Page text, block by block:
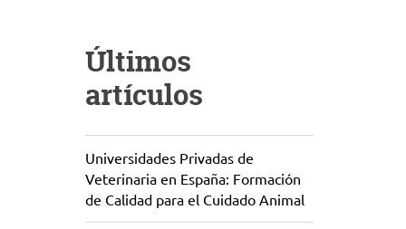
Últimos
artículos
Universidades Privadas de
Veterinaria en España: Formación
de Calidad para el Cuidado Animal